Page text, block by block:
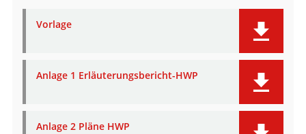
Vorlage
Anlage 1 Erläuterungsbericht-HWP
Anlage 2 Pläne HWP